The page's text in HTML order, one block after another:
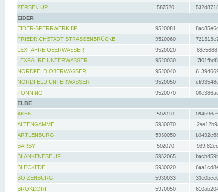
ZERBEN UP
587520
EIDER
EIDER-SPERRWERK BP
9520081
FRIEDRICHSTADT STRASSENBRÜCKE
9520060
LEXFÄHRE OBERWASSER
9520020
LEXFÄHRE UNTERWASSER
9520030
NORDFELD OBERWASSER
9520040
NORDFELD UNTERWASSER
9520050
TÖNNING
9520070
ELBE
AKEN
502010
ALTENGAMME
5930070
ARTLENBURG
5930050
BARBY
502070
BLANKENESE UF
5952065
BLECKEDE
5930020
BOIZENBURG
5930033
BROKDORF
5970050